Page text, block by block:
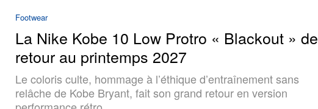
Footwear
La Nike Kobe 10 Low Protro « Blackout » de
retour au printemps 2027
Le coloris culte, hommage à l’éthique d’entraînement sans
relâche de Kobe Bryant, fait son grand retour en version